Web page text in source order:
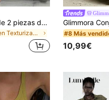
SHEIN Conjunto de 2 piezas de top y pantalones elegante para mujer, traje casual, estilo campestre, adecuado para ocio y vacaciones
en Texturizado Coords de mujer #8 Más
10,99€